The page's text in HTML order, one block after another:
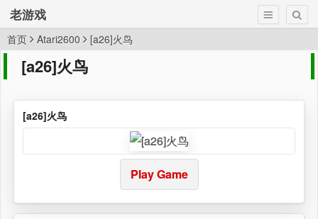
老游戏
首页 Atari2600 [a26]火鸟
[a26]火鸟
[a26]火鸟
Play Game